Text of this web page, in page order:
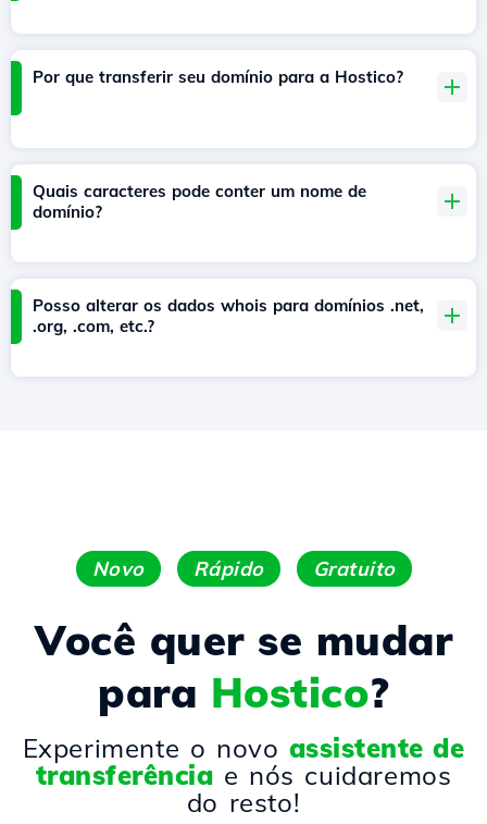
Por que transferir seu domínio para a Hostico?
Quais caracteres pode conter um nome de
domínio?
Posso alterar os dados whois para domínios .net,
.org, .com, etc.?
Novo Rápido Gratuito
Você quer se mudar
para Hostico?
Experimente o novo assistente de
transferência e nós cuidaremos
do resto!